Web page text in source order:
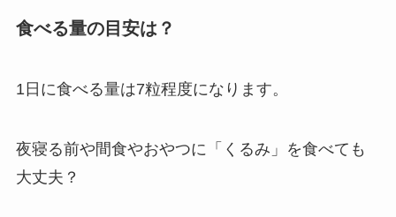
食べる量の目安は？
1日に食べる量は7粒程度になります。
夜寝る前や間食やおやつに「くるみ」を食べても
大丈夫？